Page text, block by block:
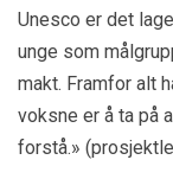
Unesco er det
unge som
makt. Framfor alt
voksne er å ta på
forstå.»